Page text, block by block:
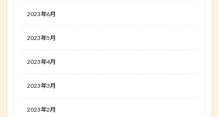
2023年6月
2023年5月
2023年4月
2023年3月
2023年2月